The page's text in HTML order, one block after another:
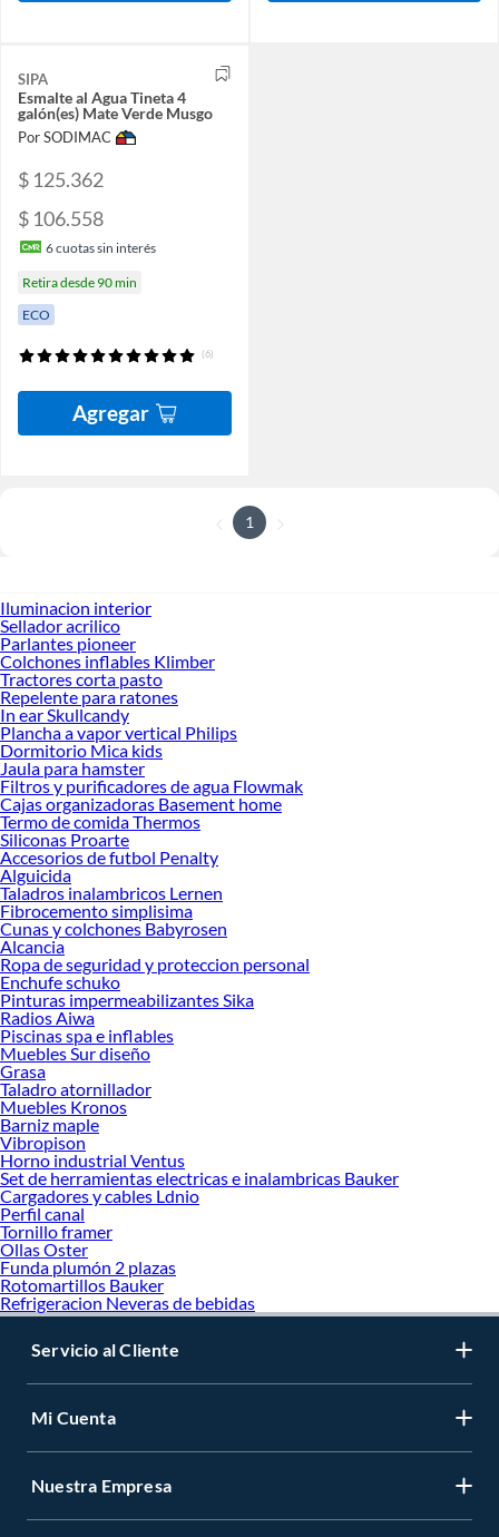
SIPA
Esmalte al Agua Tineta 4
galón(es) Mate Verde Musgo
Por SODIMAC
$ 125.362
$ 106.558
6cuotas sin interés
Retira desde 90 min
ECO
(6)
Agregar
1
Iluminacion interior
Sellador acrilico
Parlantes pioneer
Colchones inflables Klimber
Tractores corta pasto
Repelente para ratones
In ear Skullcandy
Plancha a vapor vertical Philips
Dormitorio Mica kids
Jaula para hamster
Filtros y purificadores de agua Flowmak
Cajas organizadoras Basement home
Termo de comida Thermos
Siliconas Proarte
Accesorios de futbol Penalty
Alguicida
Taladros inalambricos Lernen
Fibrocemento simplisima
Cunas y colchones Babyrosen
Alcancia
Ropa de seguridad y proteccion personal
Enchufe schuko
Pinturas impermeabilizantes Sika
Radios Aiwa
Piscinas spa e inflables
Muebles Sur diseño
Grasa
Taladro atornillador
Muebles Kronos
Barniz maple
Vibropison
Horno industrial Ventus
Set de herramientas electricas e inalambricas Bauker
Cargadores y cables Ldnio
Perfil canal
Tornillo framer
Ollas Oster
Funda plumón 2 plazas
Rotomartillos Bauker
Refrigeracion Neveras de bebidas
Servicio al Cliente
Mi Cuenta
Nuestra Empresa